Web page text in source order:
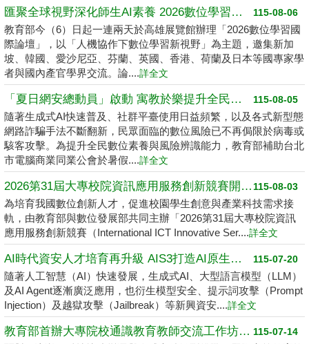
115-08-06
匯聚全球視野深化師生AI素養 2026數位學習國際論壇高雄登場
教育部今（6）日起一連兩天於高雄展覽館辦理「2026數位學習國
際論壇」，以「人機協作下數位學習新視野」為主題，邀集新加
坡、韓國、愛沙尼亞、芬蘭、英國、香港、荷蘭及日本等國專家學
者與國內產官學界交流。論....詳全文
115-08-05
「夏日網安總動員」啟動 寓教於樂提升全民數位素養
隨著生成式AI快速普及、社群平臺使用日益頻繁，以及各式新型態
網路詐騙手法不斷翻新，民眾面臨的數位風險已不再侷限於病毒或
駭客攻擊。為提升全民數位素養與風險辨識能力，教育部補助台北
市電腦商業同業公會於暑假....詳全文
115-08-03
2026第31屆大專校院資訊應用服務創新競賽開跑了 請高中職以上學生踴躍報名
為培育我國數位創新人才，促進校園學生創意與產業科技需求接
軌，由教育部與數位發展部共同主辦「2026第31屆大專校院資訊
應用服務創新競賽（International ICT Innovative Ser....詳全文
115-07-20
AI時代資安人才培育再升級 AIS3打造AI原生資安學習環境
隨著人工智慧（AI）快速發展，生成式AI、大型語言模型（LLM）
及AI Agent逐漸廣泛應用，也衍生模型安全、提示詞攻擊（Prompt
Injection）及越獄攻擊（Jailbreak）等新興資安....詳全文
115-07-14
教育部首辦大專院校通識教育教師交流工作坊 邁向2050共創未來永續大學